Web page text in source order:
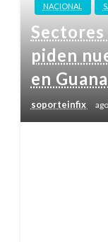
NACIONAL
piden
en
soporteinfix